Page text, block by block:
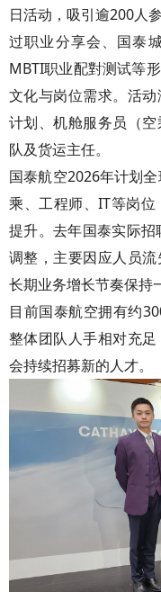
日活动，吸引逾200人
过职业分享会、国泰
MBTI职业配對测试等
文化与岗位需求。活
计划、机舱服务员（
队及货运主任。
国泰航空2026年计划
乘、工程师、IT等岗
提升。去年国泰实际
调整，主要因应人员
长期业务增长节奏保持
目前国泰航空拥有约
整体团队人手相对充
会持续招募新的人才。